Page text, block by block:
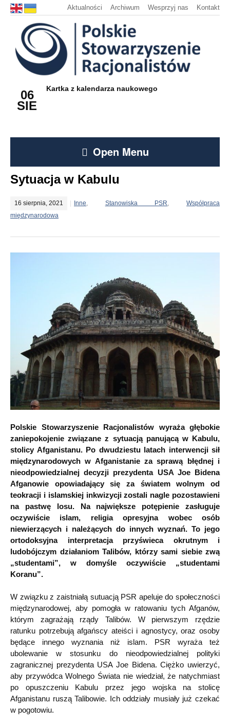
Aktualności Archiwum Wesprzyj nas Kontakt
06
SIE
Kartka z kalendarza naukowego
Open Menu
Sytuacja w Kabulu
16 sierpnia, 2021 Inne, Stanowiska PSR,Współpraca
międzynarodowa
Polskie Stowarzyszenie Racjonalistów wyraża głębokie
zaniepokojenie związane z sytuacją panującą w Kabulu,
stolicy Afganistanu. Po dwudziestu latach interwencji sił
międzynarodowych w Afganistanie za sprawą błędnej i
nieodpowiedzialnej decyzji prezydenta USA Joe Bidena
Afganowie opowiadający się za światem wolnym od
teokracji i islamskiej inkwizycji zostali nagle pozostawieni
na pastwę losu. Na największe potępienie zasługuje
oczywiście islam, religia opresyjna wobec osób
niewierzących i należących do innych wyznań. To jego
ortodoksyjna interpretacja przyświeca okrutnym i
ludobójczym działaniom Talibów, którzy sami siebie zwą
„studentami”, w domyśle oczywiście „studentami
Koranu”.
W związku z zaistniałą sutuacją PSR apeluje do społeczności
międzynarodowej, aby pomogła w ratowaniu tych Afganów,
którym zagrażają rządy Talibów. W pierwszym rzędzie
ratunku potrzebują afgańscy ateiści i agnostycy, oraz osoby
będące innego wyznania niż islam. PSR wyraża też
ubolewanie w stosunku do nieodpowiedzialnej polityki
zagranicznej prezydenta USA Joe Bidena. Ciężko uwierzyć,
aby przywódca Wolnego Świata nie wiedział, że natychmiast
po opuszczeniu Kabulu przez jego wojska na stolicę
Afganistanu ruszą Talibowie. Ich oddziały musiały już czekać
w pogotowiu.